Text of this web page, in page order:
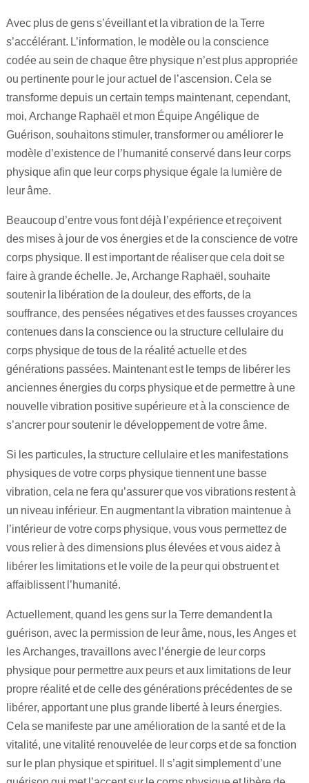
Avec plus de gens s’éveillant et la vibration de la Terre
s’accélérant. L’information, le modèle ou la conscience
codée au sein de chaque être physique n’est plus appropriée
ou pertinente pour le jour actuel de l’ascension. Cela se
transforme depuis un certain temps maintenant, cependant,
moi, Archange Raphaël et mon Équipe Angélique de
Guérison, souhaitons stimuler, transformer ou améliorer le
modèle d’existence de l’humanité conservé dans leur corps
physique afin que leur corps physique égale la lumière de
leur âme.
Beaucoup d’entre vous font déjà l’expérience et reçoivent
des mises à jour de vos énergies et de la conscience de votre
corps physique. Il est important de réaliser que cela doit se
faire à grande échelle. Je, Archange Raphaël, souhaite
soutenir la libération de la douleur, des efforts, de la
souffrance, des pensées négatives et des fausses croyances
contenues dans la conscience ou la structure cellulaire du
corps physique de tous de la réalité actuelle et des
générations passées. Maintenant est le temps de libérer les
anciennes énergies du corps physique et de permettre à une
nouvelle vibration positive supérieure et à la conscience de
s’ancrer pour soutenir le développement de votre âme.
Si les particules, la structure cellulaire et les manifestations
physiques de votre corps physique tiennent une basse
vibration, cela ne fera qu’assurer que vos vibrations restent à
un niveau inférieur. En augmentant la vibration maintenue à
l’intérieur de votre corps physique, vous vous permettez de
vous relier à des dimensions plus élevées et vous aidez à
libérer les limitations et le voile de la peur qui obstruent et
affaiblissent l’humanité.
Actuellement, quand les gens sur la Terre demandent la
guérison, avec la permission de leur âme, nous, les Anges et
les Archanges, travaillons avec l’énergie de leur corps
physique pour permettre aux peurs et aux limitations de leur
propre réalité et de celle des générations précédentes de se
libérer, apportant une plus grande liberté à leurs énergies.
Cela se manifeste par une amélioration de la santé et de la
vitalité, une vitalité renouvelée de leur corps et de sa fonction
sur le plan physique et spirituel. Il s’agit simplement d’une